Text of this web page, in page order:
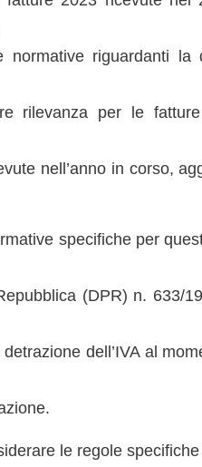
normative riguardanti
rilevanza per le
nell’anno in corso,
specifiche per
(DPR) n. 633/
dell’IVA al
le regole